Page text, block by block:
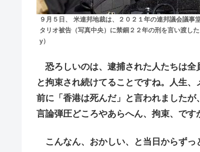
９月５日、 米連邦地裁は、２０２１年の連邦議会議事
タリオ被告（写真中央）に禁錮２２年の刑を言い渡
y）
恐ろしいのは、逮捕された人たちは全
と拘束され続けてることですね。人生
前に「香港は死んだ」と言われましたが
言論弾圧どころやあらへん、拘束、です
こんなん、おかしい、と当日からずっ